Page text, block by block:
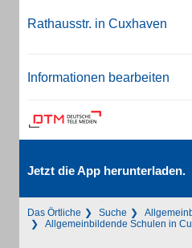
Rathausstr. in Cuxhaven
Informationen bearbeiten
Jetzt die App herunterladen.
Das Örtliche Suche
Allgemeinbildende Schulen in